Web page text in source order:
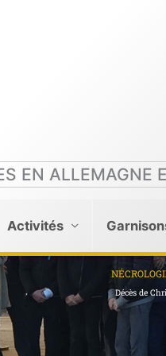
EN ALLEMAGNE
Activités
Décès de